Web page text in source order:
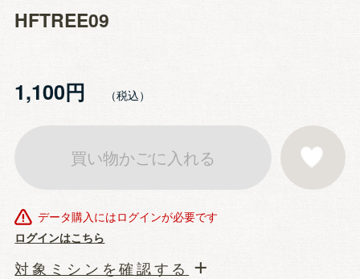
HFTREE09
1,100円
データ購入にはログインが必要です
買い物かごに入れる
ログインはこちら
お気に入りに登
対象ミシンを確認する